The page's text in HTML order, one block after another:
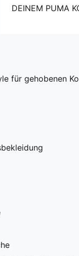
DEINEM PUMA
für gehobenen